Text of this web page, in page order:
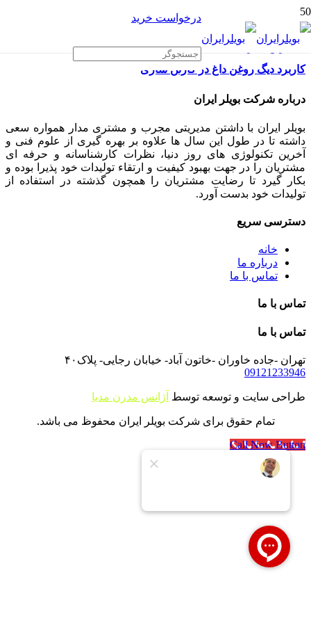
درخواست خرید
کاربرد دیگ روغن داغ در کارتن سازی
درباره شرکت بویلر ایران
بویلر ایران با داشتن مدیریتی مجرب و مشتری مدار همواره سعی
داشته تا در طول این سال ها علاوه بر بهره گیری از علوم فنی و
آخرین تکنولوژی های روز دنیا، نظرات کارشناسانه و حرفه ای
مشتریان را در جهت بهبود کیفیت و ارتقاء تولیدات خود پذیرا بوده و
بکار گیرد تا رضایت مشتریان را همچون گذشته در استفاده از
تولیدات خود بدست آورد.
دسترسی سریع
خانه
درباره ما
تماس با ما
تماس با ما
تماس با ما
تهران -جاده خاوران -خاتون آباد- خیابان رجایی- پلاک۴۰
09121233946
طراحی سایت و توسعه توسط آژانس مدرن مدیا
تمام حقوق برای شرکت بویلر ایران محفوظ می باشد.
Call Now Button